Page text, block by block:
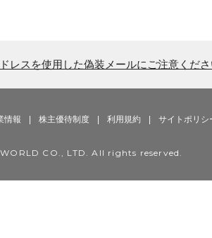
レスを使用した偽装メールにご注意くださ
情報 株主優待制度 利用規約 サイトポリシ
CO., LTD. All rights reserved.